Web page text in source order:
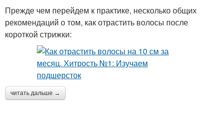
Прежде чем перейдем к практике, несколько общих
рекомендаций о том, как отрастить волосы после
короткой стрижки:
читать дальше →